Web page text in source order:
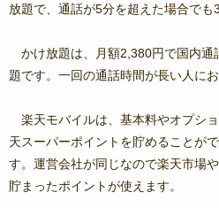
放題で、通話が5分を超えた場合でも
かけ放題は、月額2,380円で国内
題です。一回の通話時間が長い人にお
楽天モバイルは、基本料やオプシ
天スーパーポイントを貯めることが
す。運営会社が同じなので楽天市場
貯まったポイントが使えます。